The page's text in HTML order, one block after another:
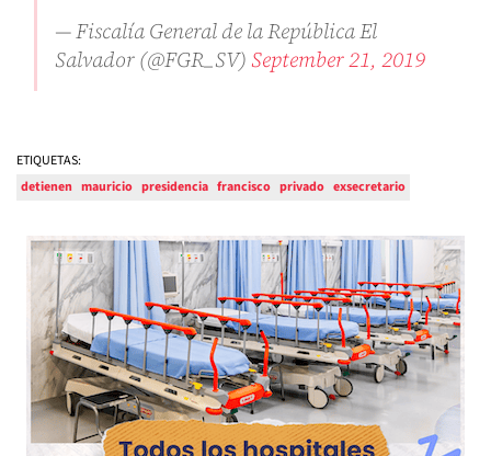
— Fiscalía General de la República El
Salvador (@FGR_SV) September 21, 2019
ETIQUETAS:
detienen mauricio presidencia francisco privado exsecretario